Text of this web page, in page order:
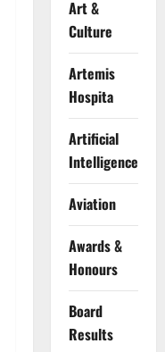
Art &
Culture
Artemis
Hospita
Artificial
Intelligence
Aviation
Awards &
Honours
Board
Results